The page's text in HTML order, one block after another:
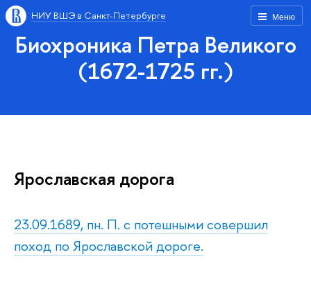
Меню
НИУ ВШЭ в Санкт-Петербурге
Биохроника Петра Великого
(1672-1725 гг.)
Ярославская дорога
23.09.1689, пн. П. с потешными совершил
поход по Ярославской дороге.